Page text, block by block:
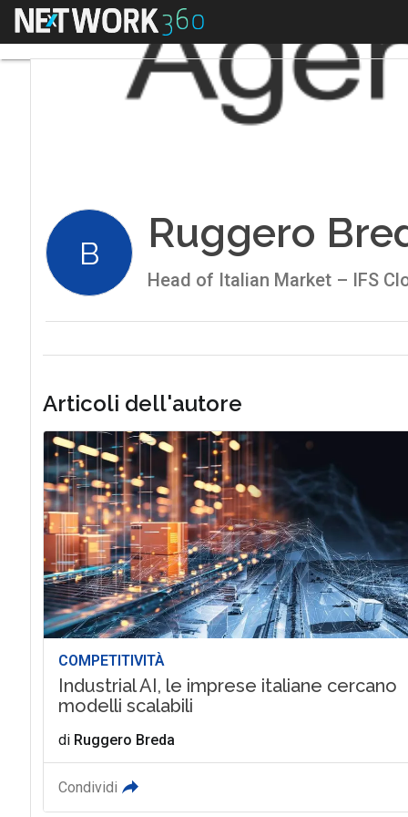
Menu
B Ruggero
Head of Italian Market – IFS
Articoli dell'autore
COMPETITIVITÀ
Industrial AI, le imprese italiane cercano
modelli scalabili
di Ruggero Breda
Condividi